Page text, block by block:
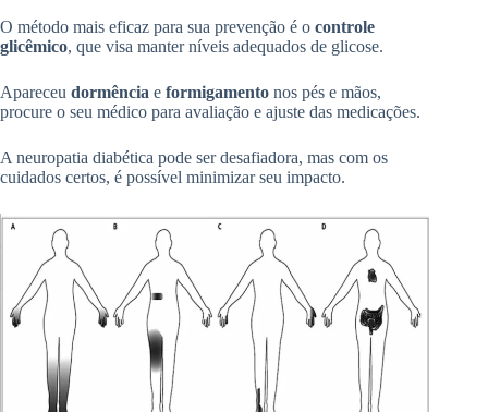
O método mais eficaz para sua prevenção é o controle
glicêmico, que visa manter níveis adequados de glicose.
Apareceu dormência e formigamento nos pés e mãos,
procure o seu médico para avaliação e ajuste das medicações.
A neuropatia diabética pode ser desafiadora, mas com os
cuidados certos, é possível minimizar seu impacto.